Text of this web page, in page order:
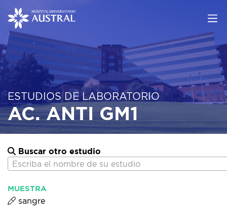
ESTUDIOS DE LABORATORIO
AC. ANTI GM1
Buscar otro estudio
Escriba el nombre de su estudio
MUESTRA
sangre